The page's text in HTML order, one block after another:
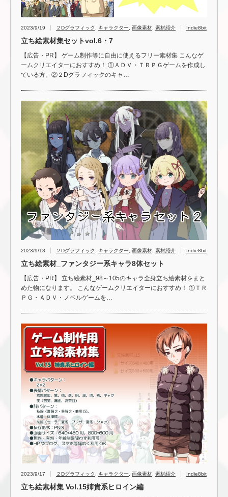
2023/9/19 ２Dグラフィック キャラクター 画像素材 素材紹介 Indie8bit
立ち絵素材集セットvol.6・7
【広告・PR】 ゲーム制作等に自由に使えるフリー素材集 こんなゲ
ームクリエイターにおすすめ！ ①ＡＤＶ・ＴＲＰＧゲームを作成し
ている方。②２Dグラフィックのキャ…
2023/9/18 ２Dグラフィック キャラクター 画像素材 素材紹介 Indie8bit
立ち絵素材_ファンタジー系キャラ8体セット
【広告・PR】 立ち絵素材_98～105のキャラ全身立ち絵素材をまと
めた物になります。 こんなゲームクリエイターにおすすめ！ ①ＴＲ
ＰＧ・ＡＤＶ・ノベルゲームを…
2023/9/17 ２Dグラフィック キャラクター 画像素材 素材紹介 Indie8bit
立ち絵素材集 Vol.15姉貴系ヒロイン編